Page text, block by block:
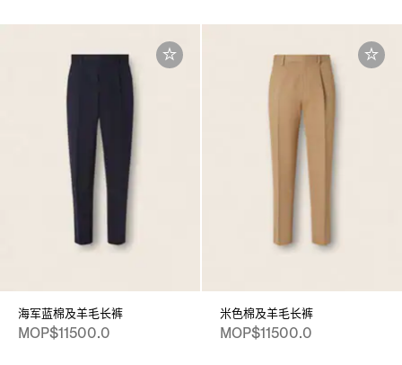
海军蓝棉及羊毛长裤
MOP$11500.0
米色棉及羊毛长裤
MOP$11500.0